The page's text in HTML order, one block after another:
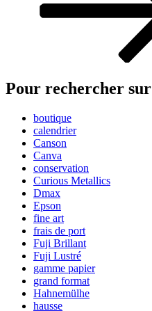
Pour rechercher
boutique
calendrier
Canson
Canva
conservation
Curious Metallics
Dmax
Epson
fine art
frais de port
Fuji Brillant
Fuji Lustré
gamme papier
grand format
Hahnemülhe
hausse